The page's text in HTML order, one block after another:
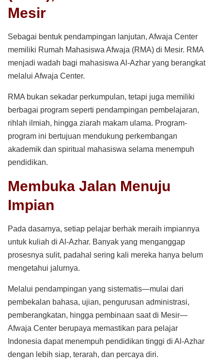
Mesir
Sebagai bentuk pendampingan lanjutan, Afwaja Center
memiliki Rumah Mahasiswa Afwaja (RMA) di Mesir. RMA
menjadi wadah bagi mahasiswa Al-Azhar yang berangkat
melalui Afwaja Center.
RMA bukan sekadar perkumpulan, tetapi juga memiliki
berbagai program seperti pendampingan pembelajaran,
rihlah ilmiah, hingga ziarah makam ulama. Program-
program ini bertujuan mendukung perkembangan
akademik dan spiritual mahasiswa selama menempuh
pendidikan.
Membuka Jalan Menuju
Impian
Pada dasarnya, setiap pelajar berhak meraih impiannya
untuk kuliah di Al-Azhar. Banyak yang menganggap
prosesnya sulit, padahal sering kali mereka hanya belum
mengetahui jalurnya.
Melalui pendampingan yang sistematis—mulai dari
pembekalan bahasa, ujian, pengurusan administrasi,
pemberangkatan, hingga pembinaan saat di Mesir—
Afwaja Center berupaya memastikan para pelajar
Indonesia dapat menempuh pendidikan tinggi di Al-Azhar
dengan lebih siap, terarah, dan percaya diri.